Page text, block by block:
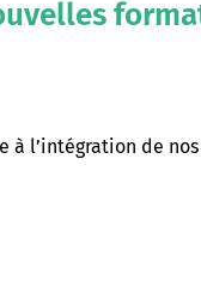
l’intégration de